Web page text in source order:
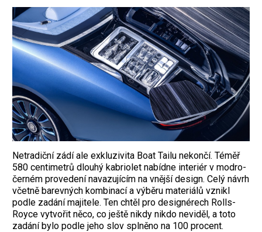
Netradiční zádí ale exkluzivita Boat Tailu nekončí. Téměř
580 centimetrů dlouhý kabriolet nabídne interiér v modro-
černém provedení navazujícím na vnější design. Celý návrh
včetně barevných kombinací a výběru materiálů vznikl
podle zadání majitele. Ten chtěl pro designérech Rolls-
Royce vytvořit něco, co ještě nikdy nikdo neviděl, a toto
zadání bylo podle jeho slov splněno na 100 procent.